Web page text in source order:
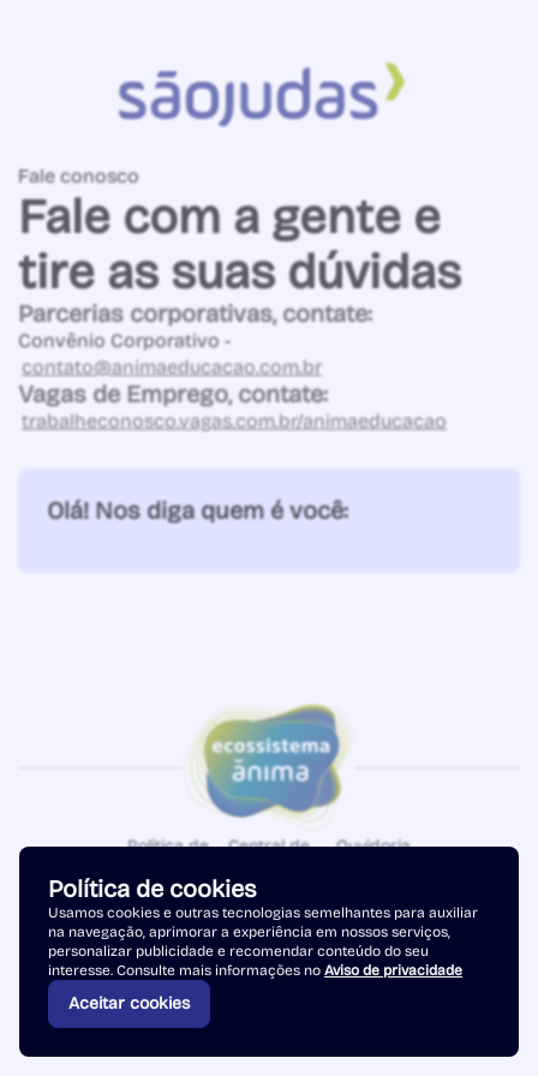
Fale conosco
Fale com a gente e
tire as suas dúvidas
Parcerias corporativas, contate:
Convênio Corporativo -
contato@animaeducacao.com.br
Vagas de Emprego, contate:
trabalheconosco.vagas.com.br/animaeducacao
Olá! Nos diga quem é você:
Política de
Central de
Ouvidoria
Copyright © 2026 - Ânima Educação. Todos os direitos reservados.
Política de cookies
Usamos cookies e outras tecnologias semelhantes para auxiliar
na navegação, aprimorar a experiência em nossos serviços,
personalizar publicidade e recomendar conteúdo do seu
interesse. Consulte mais informações no Aviso de privacidade
Aceitar cookies